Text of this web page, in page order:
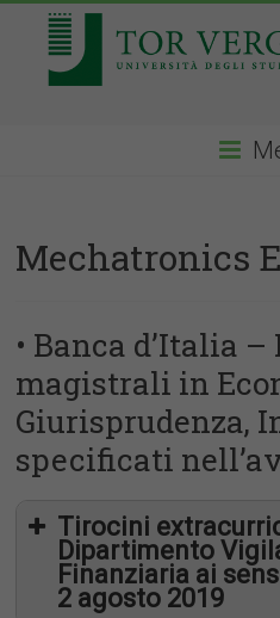
Mechatronics
• Banca d’Italia
magistrali in
Giurisprudenza,
specificati
Tirocini
Dipartimento
Finanziaria ai
2 agosto 2019